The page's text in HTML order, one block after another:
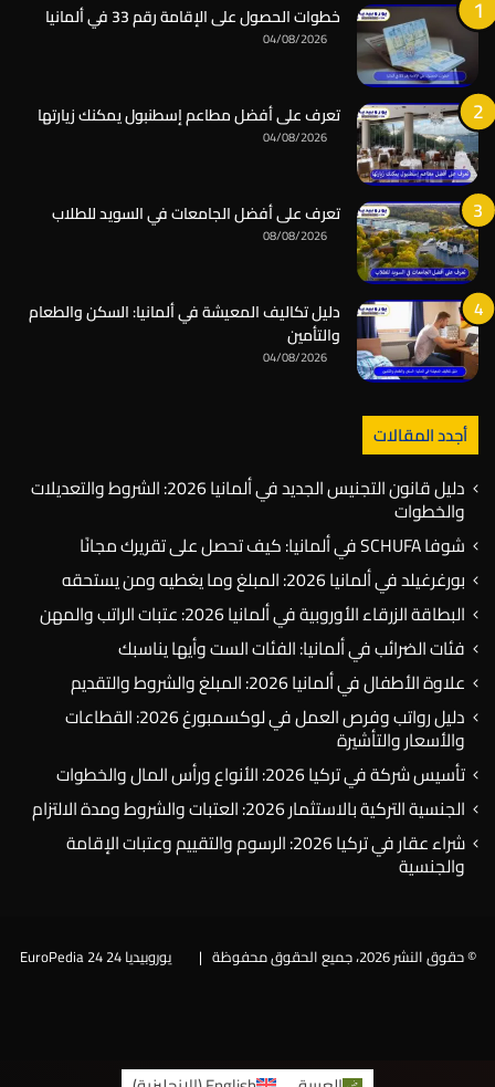
خطوات الحصول على الإقامة رقم 33 في ألمانيا
04/08/2026
تعرف على أفضل مطاعم إسطنبول يمكنك زيارتها
04/08/2026
تعرف على أفضل الجامعات في السويد للطلاب
08/08/2026
دليل تكاليف المعيشة في ألمانيا: السكن والطعام
والتأمين
04/08/2026
أجدد المقالات
دليل قانون التجنيس الجديد في ألمانيا 2026: الشروط والتعديلات
والخطوات
شوفا SCHUFA في ألمانيا: كيف تحصل على تقريرك مجانًا
بورغرغيلد في ألمانيا 2026: المبلغ وما يغطيه ومن يستحقه
البطاقة الزرقاء الأوروبية في ألمانيا 2026: عتبات الراتب والمهن
فئات الضرائب في ألمانيا: الفئات الست وأيها يناسبك
علاوة الأطفال في ألمانيا 2026: المبلغ والشروط والتقديم
دليل رواتب وفرص العمل في لوكسمبورغ 2026: القطاعات
والأسعار والتأشيرة
تأسيس شركة في تركيا 2026: الأنواع ورأس المال والخطوات
الجنسية التركية بالاستثمار 2026: العتبات والشروط ومدة الالتزام
شراء عقار في تركيا 2026: الرسوم والتقييم وعتبات الإقامة
والجنسية
© حقوق النشر 2026، جميع الحقوق محفوظة | يوروبيديا 24 EuroPedia 24